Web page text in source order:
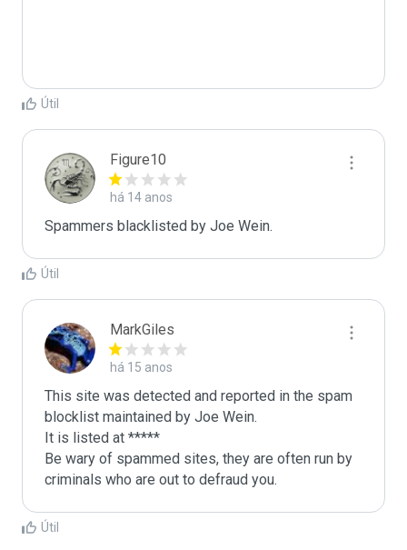
Útil
Figure10
há 14 anos
Spammers blacklisted by Joe Wein.
Útil
MarkGiles
há 15 anos
This site was detected and reported in the spam
blocklist maintained by Joe Wein.
It is listed at *****
Be wary of spammed sites, they are often run by
criminals who are out to defraud you.
Útil